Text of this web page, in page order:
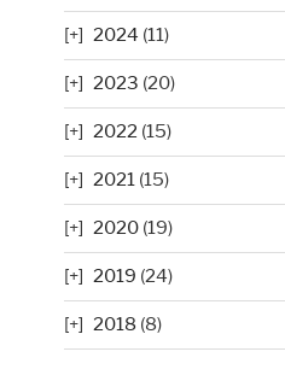
2024 (11)
2023 (20)
2022 (15)
2021(15)
2020(19)
2019 (24)
2018 (8)